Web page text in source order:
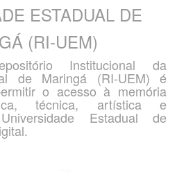
ESTADUAL DE
(RI-UEM)
Institucional da
de Maringá (RI-UEM) é
o acesso à memória
técnica, artística e
Estadual de